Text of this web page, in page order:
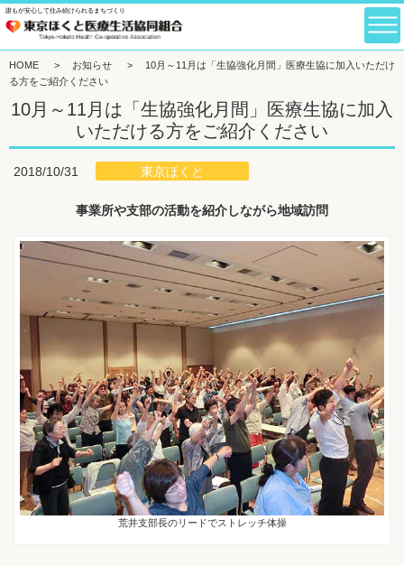
誰もが安心して住み続けられるまちづくり
HOME > お知らせ >
10月～11月は「生協強化月間」医療生協に加入いただけ
る方をご紹介ください
10月～11月は「生協強化月間」医療生協に加入
いただける方をご紹介ください
2018/10/31 東京ほくと
事業所や支部の活動を紹介しながら地域訪問
荒井支部長のリードでストレッチ体操